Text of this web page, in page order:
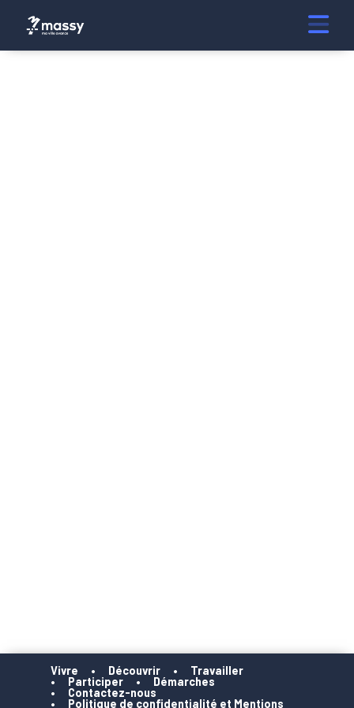
Vivre Découvrir
Travailler
Participer
Démarches
Contactez-nous
Politique de confidentialité et Mentions